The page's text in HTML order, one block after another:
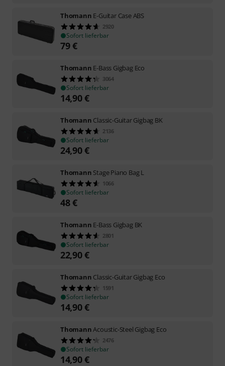
Thomann E-Guitar Case ABS
2920
Sofort lieferbar
79€
Thomann E-Bass Gigbag Eco
3064
Sofort lieferbar
14,90€
Thomann Classic-Guitar Gigbag BK
2136
Sofort lieferbar
24,90€
Thomann Stage Piano Bag L
1066
Sofort lieferbar
48€
Thomann E-Bass Gigbag BK
2801
Sofort lieferbar
22,90€
Thomann Classic-Guitar Gigbag Eco
1591
Sofort lieferbar
14,90€
ThomannAcoustic-Steel Gigbag Eco
2476
Sofort lieferbar
14,90€